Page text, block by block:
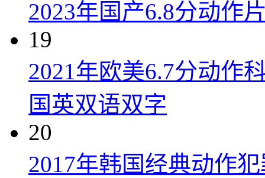
2023年国产6.8分动作
19
2021年欧美6.7分动作
国英双语双字
20
2017年韩国经典动作